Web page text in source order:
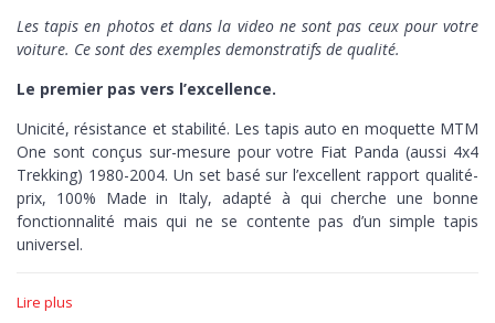
Les tapis en photos et dans la video ne sont pas ceux pour votre
voiture. Ce sont des exemples demonstratifs de qualité.
Le premier pas vers l’excellence.
Unicité, résistance et stabilité. Les tapis auto en moquette MTM
One sont conçus sur-mesure pour votre Fiat Panda (aussi 4x4
Trekking) 1980-2004. Un set basé sur l’excellent rapport qualité-
prix, 100% Made in Italy,adapté à qui cherche une bonne
fonctionnalité mais qui ne se contente pas d’un simple tapis
universel.
capable de découper au millimètre-près la moquette de chacun
Lire plus